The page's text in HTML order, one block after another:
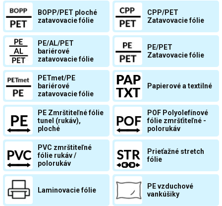
BOPP/PET ploché
zatavovacie fólie
CPP/PET
Zatavovacie fólie
PE/AL/PET
bariérové
zatavovacie fólie
PE/PET
Zatavovacie fólie
PETmet/PE
bariérové
zatavovacie fólie
Papierové a textilné
PE Zmrštiteľné fólie
tunel (rukáv),
ploché
POF Polyolefínové
fólie zmršťiteľné -
polorukáv
PVC zmrštiteľné
fólie rukáv /
polorukáv
Prieťažné stretch
fólie
Laminovacie fólie
PE vzduchové
vankúšiky